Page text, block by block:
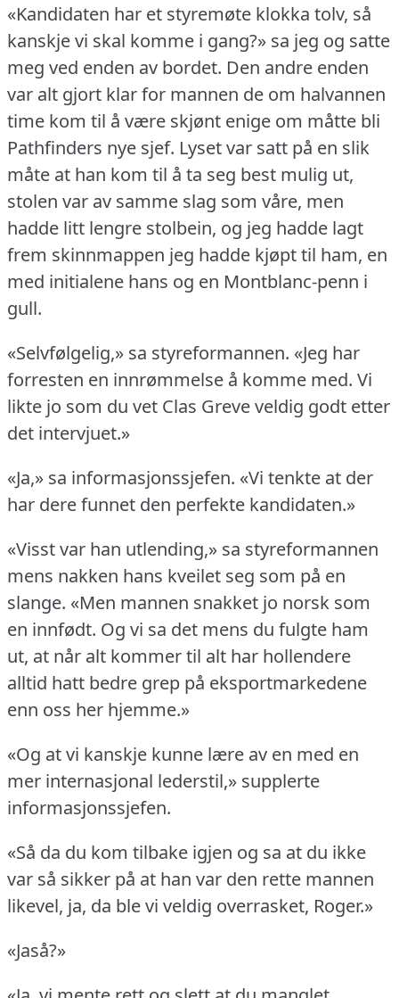
«Kandidaten har et styremøte klokka tolv, så
kanskje vi skal komme i gang?» sa jeg og satte
meg ved enden av bordet. Den andre enden
var alt gjort klar for mannen de om halvannen
time kom til å være skjønt enige om måtte bli
Pathfinders nye sjef. Lyset var satt på en slik
måte at han kom til å ta seg best mulig ut,
stolen var av samme slag som våre, men
hadde litt lengre stolbein, og jeg hadde lagt
frem skinnmappen jeg hadde kjøpt til ham, en
med initialene hans og en Montblanc-penn i
gull.
«Selvfølgelig,» sa styreformannen. «Jeg har
forresten en innrømmelse å komme med. Vi
likte jo som du vet Clas Greve veldig godt etter
det intervjuet.»
«Ja,» sa informasjonssjefen. «Vi tenkte at der
har dere funnet den perfekte kandidaten.»
«Visst var han utlending,» sa styreformannen
mens nakken hans kveilet seg som på en
slange. «Men mannen snakket jo norsk som
en innfødt. Og vi sa det mens du fulgte ham
ut, at når alt kommer til alt har hollendere
alltid hatt bedre grep på eksportmarkedene
enn oss her hjemme.»
«Og at vi kanskje kunne lære av en med en
mer internasjonal lederstil,» supplerte
informasjonssjefen.
«Så da du kom tilbake igjen og sa at du ikke
var så sikker på at han var den rette mannen
likevel, ja, da ble vi veldig overrasket, Roger.»
«Jaså?»